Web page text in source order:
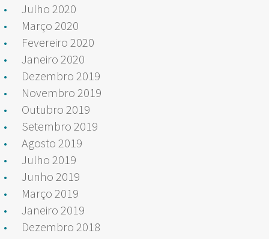
Julho 2020
Março 2020
Fevereiro 2020
Janeiro 2020
Dezembro 2019
Novembro 2019
Outubro 2019
Setembro 2019
Agosto 2019
Julho 2019
Junho 2019
Março 2019
Janeiro 2019
Dezembro 2018